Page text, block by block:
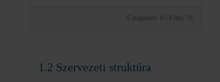
Categories: 0 / Files: 31
1.2 Szervezeti struktúra